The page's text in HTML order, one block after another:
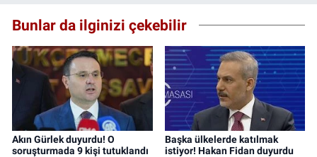
Bunlar da ilginizi çekebilir
Akın Gürlek duyurdu! O
soruşturmada 9 kişi tutuklandı
Başka ülkelerde katılmak
istiyor! Hakan Fidan duyurdu